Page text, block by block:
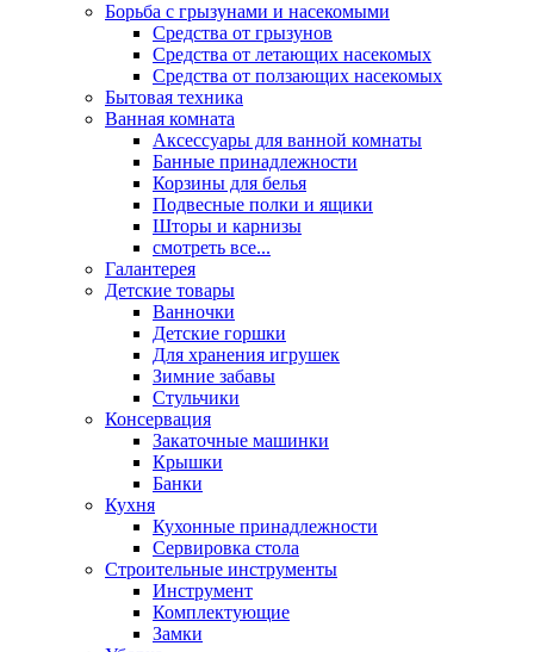
Борьба с грызунами и насекомыми
Средства от грызунов
Средства от летающих насекомых
Средства от ползающих насекомых
Бытовая техника
Ванная комната
Аксессуары для ванной комнаты
Банные принадлежности
Корзины для белья
Подвесные полки и ящики
Шторы и карнизы
смотреть все...
Галантерея
Детские товары
Ванночки
Детские горшки
Для хранения игрушек
Зимние забавы
Стульчики
Консервация
Закаточные машинки
Крышки
Банки
Кухня
Кухонные принадлежности
Сервировка стола
Строительные инструменты
Инструмент
Комплектующие
Замки